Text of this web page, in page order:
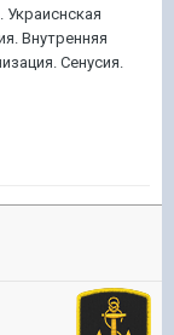
Внутренняя
Сенусия.